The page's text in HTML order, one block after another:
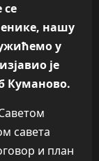
се
нашу
у
је
Куманово.
савета
и план